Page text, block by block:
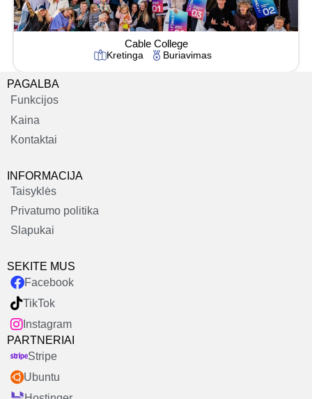
Cable College
Kretinga Buriavimas
PAGALBA
Funkcijos
Kaina
Kontaktai
INFORMACIJA
Taisyklės
Privatumo politika
Slapukai
SEKITE MUS
Facebook
TikTok
Instagram
PARTNERIAI
Stripe
Ubuntu